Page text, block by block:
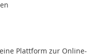
Plattform zur Online-